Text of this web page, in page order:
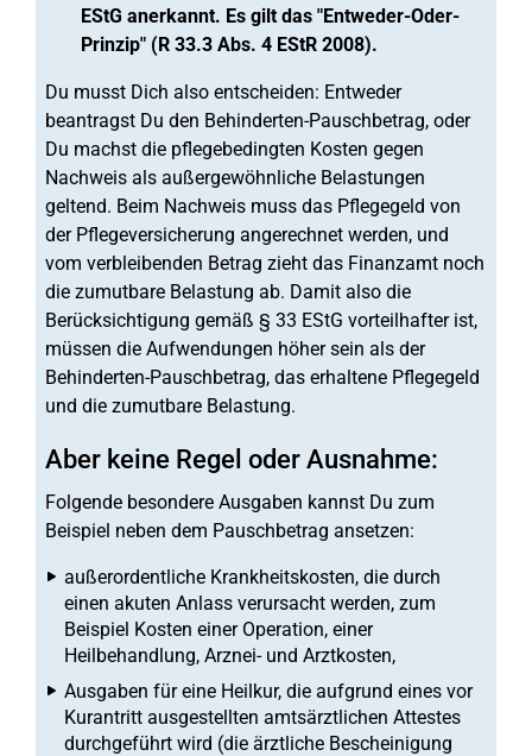
EStG anerkannt. Es gilt das "Entweder-Oder-
Prinzip" (R 33.3 Abs. 4 EStR 2008).
Du musst Dich also entscheiden: Entweder
beantragst Du den Behinderten-Pauschbetrag, oder
Du machst die pflegebedingten Kosten gegen
Nachweis als außergewöhnliche Belastungen
geltend. Beim Nachweis muss das Pflegegeld von
der Pflegeversicherung angerechnet werden, und
vom verbleibenden Betrag zieht das Finanzamt noch
die zumutbare Belastung ab. Damit also die
Berücksichtigung gemäß § 33 EStG vorteilhafter ist,
müssen die Aufwendungen höher sein als der
Behinderten-Pauschbetrag, das erhaltene Pflegegeld
und die zumutbare Belastung.
Aber keine Regel oder Ausnahme:
Folgende besondere Ausgaben kannst Du zum
Beispiel neben dem Pauschbetrag ansetzen:
außerordentliche Krankheitskosten, die durch
einen akuten Anlass verursacht werden, zum
Beispiel Kosten einer Operation, einer
Heilbehandlung, Arznei- und Arztkosten,
Ausgaben für eine Heilkur, die aufgrund eines vor
Kurantritt ausgestellten amtsärztlichen Attestes
durchgeführt wird (die ärztliche Bescheinigung